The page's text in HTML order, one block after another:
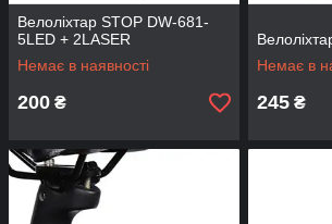
Велоліхтар STOP DW-681-
5LED + 2LASER
Немає в наявності
200 ₴
Немає в
245 ₴